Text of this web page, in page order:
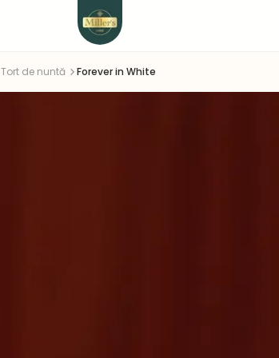
Tort de nuntă Forever in White